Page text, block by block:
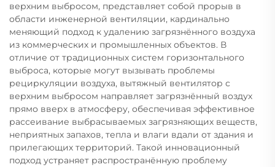
верхним выбросом, представляет собой прорыв в
области инженерной вентиляции, кардинально
меняющий подход к удалению загрязнённого воздуха
из коммерческих и промышленных объектов. В
отличие от традиционных систем горизонтального
выброса, которые могут вызывать проблемы
рециркуляции воздуха, вытяжный вентилятор с
верхним выбросом направляет загрязнённый воздух
прямо вверх в атмосферу, обеспечивая эффективное
рассеивание выбрасываемых загрязняющих веществ,
неприятных запахов, тепла и влаги вдали от здания и
прилегающих территорий. Такой инновационный
подход устраняет распространённую проблему